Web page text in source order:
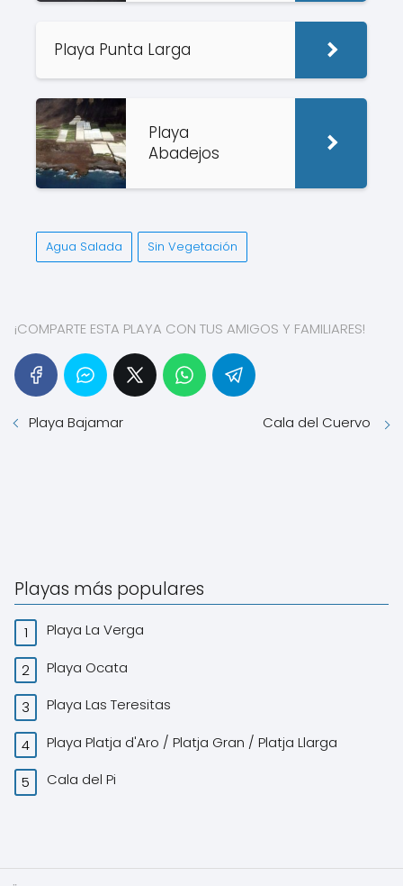
Playa Punta Larga
Playa
Abadejos
Agua Salada Sin Vegetación
¡COMPARTE ESTA PLAYA CON TUS AMIGOS Y FAMILIARES!
Playa Bajamar Cala del Cuervo
Playas más populares
Playa La Verga
Playa Ocata
Playa Las Teresitas
Playa Platja d'Aro / Platja Gran / Platja Llarga
Cala del Pi